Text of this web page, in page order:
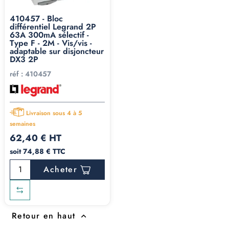
410457 - Bloc
différentiel Legrand 2P
63A 300mA sélectif -
Type F - 2M - Vis/vis -
adaptable sur disjoncteur
DX3 2P
réf : 410457
Livraison sous 4 à 5
semaines
62,40 € HT
soit 74,88 € TTC
Acheter
Retour en haut 